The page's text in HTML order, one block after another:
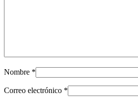
Nombre *
Correo electrónico *